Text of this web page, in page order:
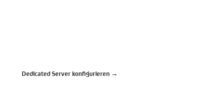
Dedicated Server konfigurieren →